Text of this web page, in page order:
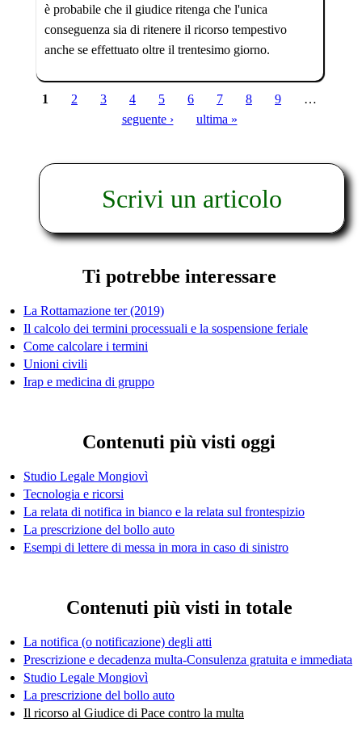
è probabile che il giudice ritenga che l'unica
conseguenza sia di ritenere il ricorso tempestivo
anche se effettuato oltre il trentesimo giorno.
Pagine
1 2 3 4 5 6 7 8 9
…
seguente ›
ultima »
Scrivi un articolo
Ti potrebbe interessare
La Rottamazione ter (2019)
Il calcolo dei termini processuali e la sospensione feriale
Come calcolare i termini
Unioni civili
Irap e medicina di gruppo
Contenuti più visti oggi
Studio Legale Mongiovì
Tecnologia e ricorsi
La relata di notifica in bianco e la relata sul frontespizio
La prescrizione del bollo auto
Esempi di lettere di messa in mora in caso di sinistro
Contenuti più visti in totale
La notifica (o notificazione) degli atti
Prescrizione e decadenza multa-Consulenza gratuita e immediata
Studio Legale Mongiovì
La prescrizione del bollo auto
Il ricorso al Giudice di Pace contro la multa